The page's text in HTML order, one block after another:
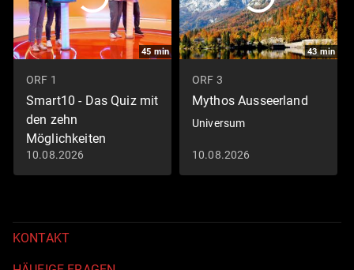
45 min
ORF 1
Smart10 - Das Quiz mit
den zehn
Möglichkeiten
Quizshow
10.08.2026
43min
ORF 3
Mythos Ausseerland
Universum
10.08.2026
KONTAKT